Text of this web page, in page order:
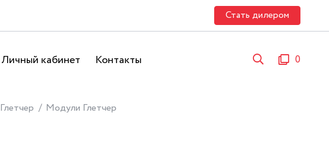
Стать дилером
Личный кабинет Контакты 0
Глетчер Модули Глетчер